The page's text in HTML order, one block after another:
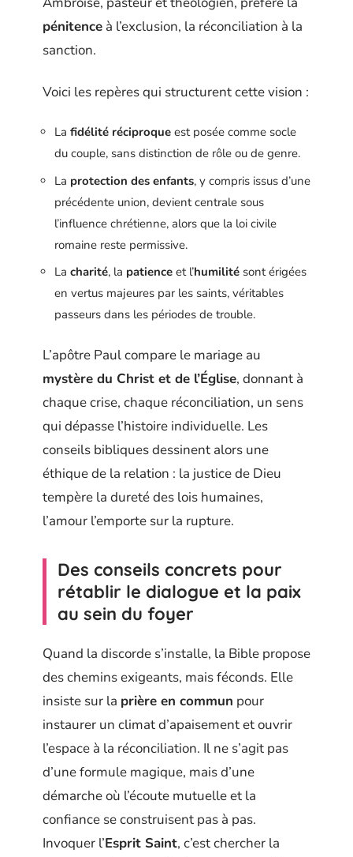
pénitence à l’exclusion, la réconciliation à la
sanction.
Voici les repères qui structurent cette vision :
La fidélité réciproque est posée comme socle
du couple, sans distinction de rôle ou de genre.
La protection des enfants, y compris issus d’une
précédente union, devient centrale sous
l’influence chrétienne, alors que la loi civile
romaine reste permissive.
La charité, la patience et l’humilité sont érigées
en vertus majeures par les saints, véritables
passeurs dans les périodes de trouble.
L’apôtre Paul compare le mariage au
mystère du Christ et de l’Église, donnant à
chaque crise, chaque réconciliation, un sens
qui dépasse l’histoire individuelle. Les
conseils bibliques dessinent alors une
éthique de la relation : la justice de Dieu
tempère la dureté des lois humaines,
l’amour l’emporte sur la rupture.
Des conseils concrets pour
rétablir le dialogue et la paix
au sein du foyer
Quand la discorde s’installe, la Bible propose
des chemins exigeants, mais féconds. Elle
insiste sur la prière en commun pour
instaurer un climat d’apaisement et ouvrir
l’espace à la réconciliation. Il ne s’agit pas
d’une formule magique, mais d’une
démarche où l’écoute mutuelle et la
confiance se construisent pas à pas.
Invoquer l’Esprit Saint, c’est chercher la